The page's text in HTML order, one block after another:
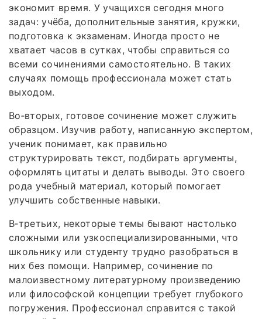
экономит время. У учащихся сегодня много
задач: учёба, дополнительные занятия, кружки,
подготовка к экзаменам. Иногда просто не
хватает часов в сутках, чтобы справиться со
всеми сочинениями самостоятельно. В таких
случаях помощь профессионала может стать
выходом.
Во‑вторых, готовое сочинение может служить
образцом. Изучив работу, написанную экспертом,
ученик понимает, как правильно
структурировать текст, подбирать аргументы,
оформлять цитаты и делать выводы. Это своего
рода учебный материал, который помогает
улучшить собственные навыки.
В‑третьих, некоторые темы бывают настолько
сложными или узкоспециализированными, что
школьнику или студенту трудно разобраться в
них без помощи. Например, сочинение по
малоизвестному литературному произведению
или философской концепции требует глубокого
погружения. Профессионал справится с такой